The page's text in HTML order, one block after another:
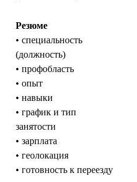
Резюме
• специальность
(должность)
• профобласть
• опыт
• навыки
• график и тип
занятости
• зарплата
• геолокация
• готовность к переезду